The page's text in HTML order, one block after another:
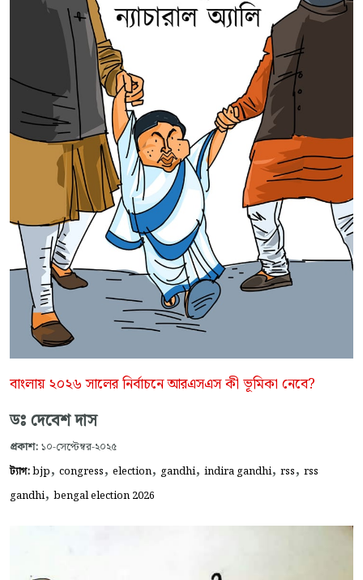
বাংলায় ২০২৬ সালের নির্বাচনে আরএসএস কী ভূমিকা নেবে?
ডঃ দেবেশ দাস
প্রকাশ: ১০-সেপ্টেম্বর-২০২৫
ট্যাগ:bjp, congress, election, gandhi, indira gandhi, rss, rss
gandhi, bengal election 2026